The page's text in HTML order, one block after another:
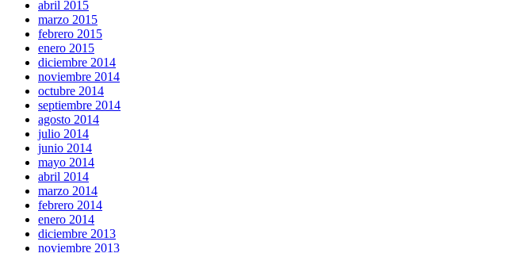
abril 2015
marzo 2015
febrero 2015
enero 2015
diciembre 2014
noviembre 2014
octubre 2014
septiembre 2014
agosto 2014
julio 2014
junio 2014
mayo 2014
abril 2014
marzo 2014
febrero 2014
enero 2014
diciembre 2013
noviembre 2013